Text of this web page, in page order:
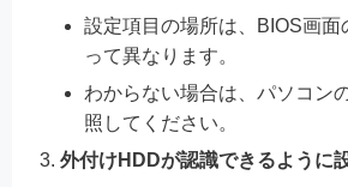
設定項目の場所は、BIOS画面
って異なります。
わからない場合は、パソコン
照してください。
外付けHDDが認識できるように